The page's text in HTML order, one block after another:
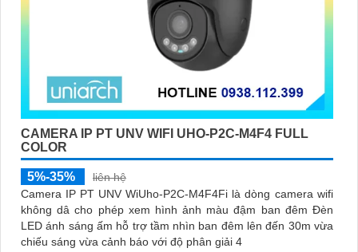
CAMERA IP PT UNV WIFI UHO-P2C-M4F4 FULL
COLOR
5%-35%
liên hệ
Camera IP PT UNV WiUho-P2C-M4F4Fi là dòng camera wifi
không dâ cho phép xem hình ảnh màu đậm ban đêm Đèn
LED ánh sáng ấm hỗ trợ tầm nhìn ban đêm lên đến 30m vừa
chiếu sáng vừa cảnh báo với độ phân giải 4